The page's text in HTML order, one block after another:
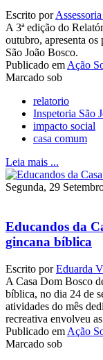
Escrito por
A 3ª edição do
outubro, apresenta os
São João Bosco.
Publicado emAção
Marcado sob
relatorio
Inspetoria São
impacto social
casa comum
Leia mais ...
Segunda, 29
Educandos da
gincana bíblica
Escrito porEduarda
A Casa Dom Bosco
bíblica, no dia 24 de
atividades do mês
recreativa envolveu
Publicado em Ação
Marcado sob